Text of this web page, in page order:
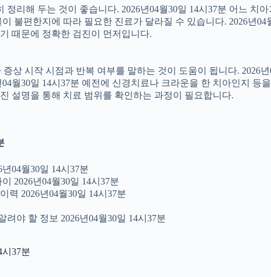
리해 두는 것이 좋습니다. 2026년04월30일 14시37분 어느 치
불편한지에 따라 필요한 진료가 달라질 수 있습니다. 2026년
때문에 정확한 검진이 먼저입니다.
상 시작 시점과 반복 여부를 말하는 것이 도움이 됩니다. 2026
월30일 14시37분 예전에 신경치료나 크라운을 한 치아인지
설명을 통해 치료 범위를 확인하는 과정이 필요합니다.
04월30일 14시37분
2026년04월30일 14시37분
력 2026년04월30일 14시37분
야 할 정보 2026년04월30일 14시37분
37분